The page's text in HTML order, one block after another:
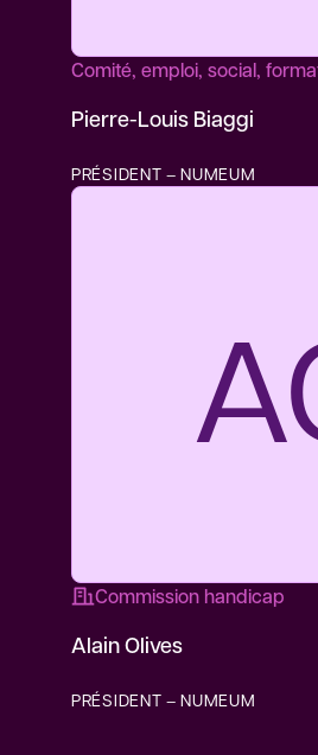
Comité, emploi, social,
Pierre-Louis Biaggi
PRÉSIDENT – NUMEUM
Commission handicap
Alain Olives
PRÉSIDENT – NUMEUM